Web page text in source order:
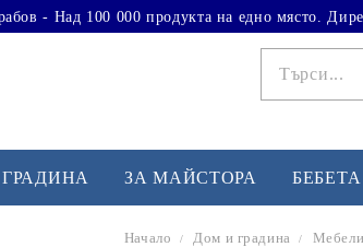
- Над 100 000 продукта на едно място.
ЗА МАЙСТОРА
Начало Дом и градина Мебели